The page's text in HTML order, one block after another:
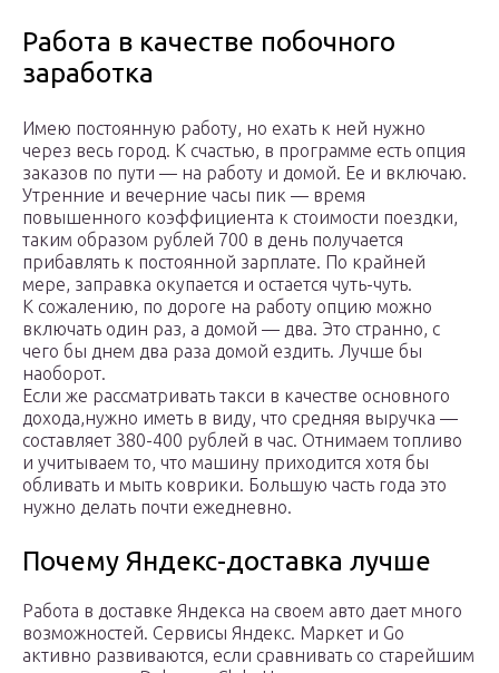
Работа в качестве побочного
заработка
Имею постоянную работу, но ехать к ней нужно
через весь город. К счастью, в программе есть опция
заказов по пути — на работу и домой. Ее и включаю.
Утренние и вечерние часы пик — время
повышенного коэффициента к стоимости поездки,
таким образом рублей 700 в день получается
прибавлять к постоянной зарплате. По крайней
мере, заправка окупается и остается чуть-чуть.
К сожалению, по дороге на работу опцию можно
включать один раз, а домой — два. Это странно, с
чего бы днем два раза домой ездить. Лучше бы
наоборот.
Если же рассматривать такси в качестве основного
дохода,нужно иметь в виду, что средняя выручка —
составляет 380-400 рублей в час. Отнимаем топливо
и учитываем то, что машину приходится хотя бы
обливать и мыть коврики. Большую часть года это
нужно делать почти ежедневно.
Почему Яндекс-доставка лучше
Работа в доставке Яндекса на своем авто дает много
возможностей. Сервисы Яндекс. Маркет и Go
активно развиваются, если сравнивать со старейшим